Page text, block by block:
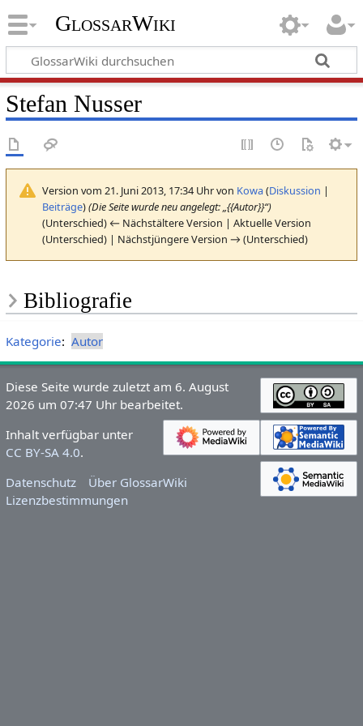
GlossarWiki
Stefan Nusser
Version vom 21. Juni 2013, 17:34 Uhr von Kowa(Diskussion |
Beiträge)(Die Seite wurde neu angelegt: „{{Autor}}“)
(Unterschied) ← Nächstältere Version | Aktuelle Version
(Unterschied) | Nächstjüngere Version → (Unterschied)
Bibliografie
Kategorie: Autor
Diese Seite wurde zuletzt am 6. August
2026 um 07:47 Uhr bearbeitet.
Inhalt verfügbar unter
CC BY-SA 4.0.
Datenschutz
Über GlossarWiki
Lizenzbestimmungen